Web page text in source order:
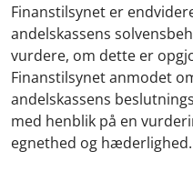
Finanstilsynet er
andelskassens
vurdere, om dette er
Finanstilsynet anmodet
andelskassens
med henblik på en
egnethed og hæderlighed.